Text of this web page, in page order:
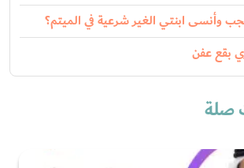
وأنسى ابنتي الغير شرعية في الميتم؟
بقع عفن
صلة